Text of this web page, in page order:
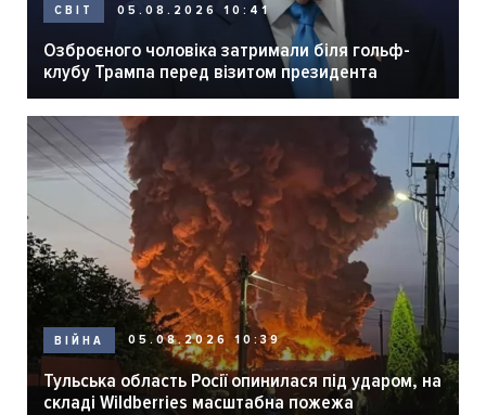
СВІТ 05.08.2026 10:41
Озброєного чоловіка затримали біля гольф-
клубу Трампа перед візитом президента
ВІЙНА 05.08.2026 10:39
Тульська область Росії опинилася під ударом, на
складі Wildberries масштабна пожежа